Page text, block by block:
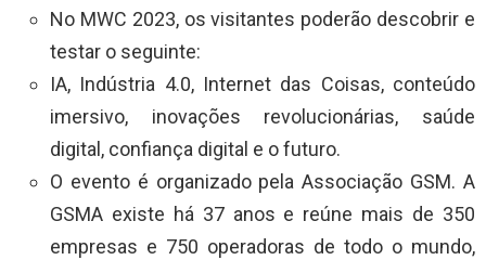
No MWC 2023, os visitantes poderão descobrir e
testar o seguinte:
IA, Indústria 4.0, Internet das Coisas, conteúdo
imersivo, inovações revolucionárias, saúde
digital, confiança digital e o futuro.
O evento é organizado pela Associação GSM. A
GSMA existe há 37 anos e reúne mais de 350
empresas e 750 operadoras de todo o mundo,